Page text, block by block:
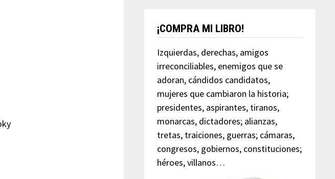
¡COMPRA MI LIBRO!
Izquierdas, derechas, amigos
irreconciliables, enemigos que se
adoran, cándidos candidatos,
mujeres que cambiaron la historia;
presidentes, aspirantes, tiranos,
monarcas, dictadores; alianzas,
tretas, traiciones, guerras; cámaras,
congresos, gobiernos, constituciones;
héroes, villanos…